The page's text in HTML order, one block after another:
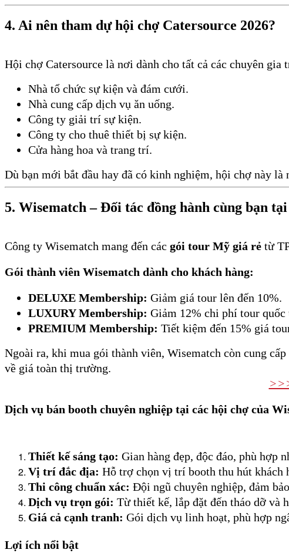
4. Ai nên tham dự hội chợ Catersource 2026?
Hội chợ Catersource là nơi dành cho tất cả các chuyên gia
Nhà tổ chức sự kiện và đám cưới.
Nhà cung cấp dịch vụ ăn uống.
Công ty giải trí sự kiện.
Công ty cho thuê thiết bị sự kiện.
Cửa hàng hoa và trang trí.
Dù bạn mới bắt đầu hay đã có kinh nghiệm, hội chợ này
5. Wisematch – Đối tác đồng hành cùng bạn
Công ty Wisematch mang đến các gói tour Mỹ giá rẻ từ
Gói thành viên Wisematch dành cho khách hàng:
DELUXE Membership: Giảm giá tour lên đến 10%.
LUXURY Membership: Giảm 12% chi phí tour
PREMIUM Membership: Tiết kiệm đến 15% giá
Ngoài ra, khi mua gói thành viên, Wisematch còn cung
về giá toàn thị trường.
Dịch vụ bán booth chuyên nghiệp tại các hội chợ của
Thiết kế sáng tạo: Gian hàng đẹp, độc đáo, phù hợp
Vị trí đắc địa: Hỗ trợ chọn vị trí booth thu hút khách
Thi công chuẩn xác: Đội ngũ chuyên nghiệp, đảm
Dịch vụ trọn gói: Từ thiết kế, lắp đặt đến tháo dỡ và
Giá cả cạnh tranh: Gói dịch vụ linh hoạt, phù hợp
Lợi ích nổi bật